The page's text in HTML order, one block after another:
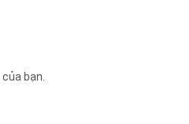
bạn.